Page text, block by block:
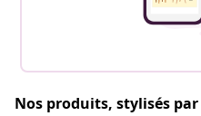
Nos produits, stylisés